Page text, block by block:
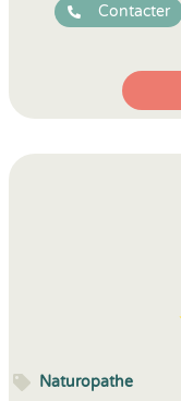
Contacter
Naturopathe